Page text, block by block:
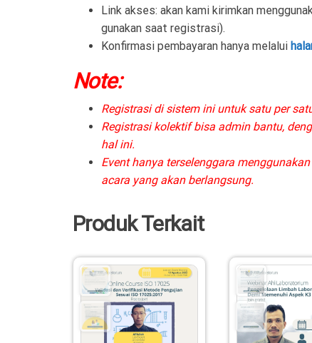
Link akses: akan kami kirimkan
gunakan saat registrasi).
Konfirmasi pembayaran hanya melalui
Note:
Registrasi di sistem ini untuk satu per
Registrasi kolektif bisa admin bantu,
hal ini.
Event hanya terselenggara
acara yang akan berlangsung.
Produk Terkait